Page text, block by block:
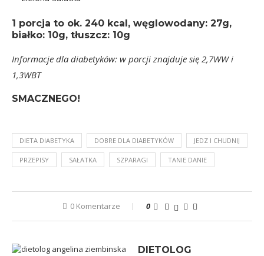
1 porcja to ok. 240 kcal, węglowodany: 27g,
białko: 10g, tłuszcz: 10g
Informacje dla diabetyków: w porcji znajduje się 2,7WW i
1,3WBT
SMACZNEGO!
DIETA DIABETYKA DOBRE DLA DIABETYKÓW JEDZ I CHUDNIJ
PRZEPISY SAŁATKA SZPARAGI TANIE DANIE
0 Komentarze 0
DIETOLOG